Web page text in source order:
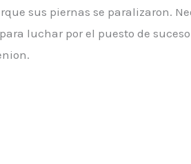
sus piernas se paralizaron.
luchar por el puesto de